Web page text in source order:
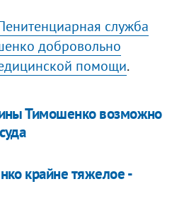
служба
добровольно
помощи.
Тимошенко возможно
крайне тяжелое -